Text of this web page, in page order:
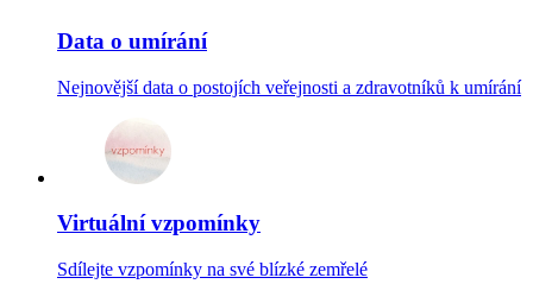
Data o umírání
Nejnovější data o postojích veřejnosti a zdravotníků k umírání
Virtuální vzpomínky
Sdílejte vzpomínky na své blízké zemřelé